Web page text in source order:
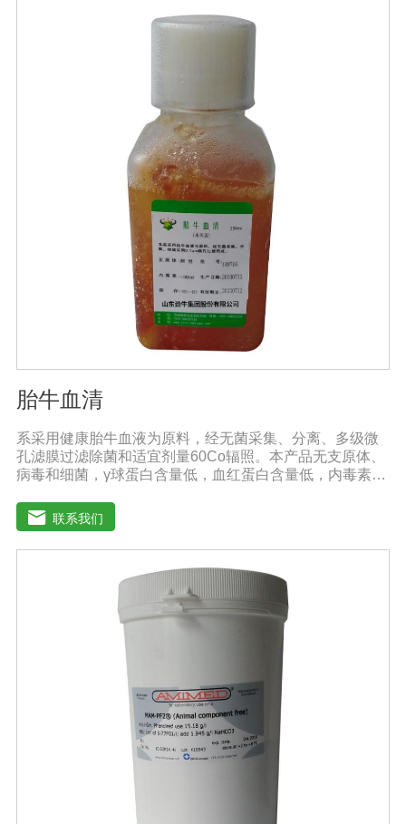
血清质量不会受到影响。
胎牛血清
系采用健康胎牛血液为原料，经无菌采集、分离、多级微
孔滤膜过滤除菌和适宜剂量60Co辐照。本产品无支原体、
病毒和细菌，γ球蛋白含量低，血红蛋白含量低，内毒素小
胞及多种细胞株的培养、扩增和保藏、组织器官的分离、
培养及单克隆抗体的制备和疫苗的研制及生产。质量标
准：符合《中华人民共和国药典》2020版、《中华人民共
和国兽药典》2020版质量标准。规格：250ml/瓶保
存：-15℃―-20℃有效期：5年注意事项：1、解冻：采用
逐步解冻法（ -20℃→2-8℃→ 室温），可减少沉淀的产生
使血清质量不会受到影响。2、在 0℃ ~ 4℃状态下存放过
久会影响促细胞生长效果。
联系我们